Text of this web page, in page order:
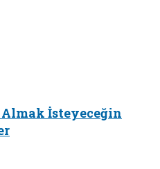
Almak İsteyeceğin